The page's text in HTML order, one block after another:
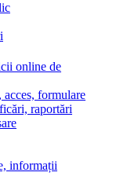
online de
formulare
raportări
informații